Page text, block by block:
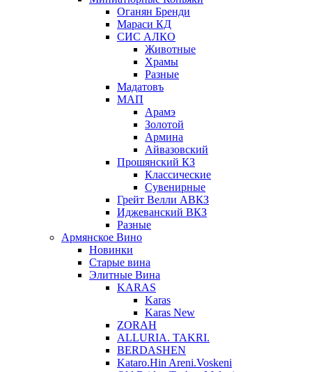
Оганян Бренди
Мараси КД
СИС АЛКО
Животные
Храмы
Разные
Мадатовъ
МАП
Арамэ
Золотой
Армина
Айвазовский
Прошянский КЗ
Классические
Сувенирные
Грейт Велли АВКЗ
Иджеванский ВКЗ
Разные
Армянское Вино
Новинки
Старые вина
Элитные Вина
KARAS
Karas
Karas New
ZORAH
ALLURIA. TAKRI.
BERDASHEN
Kataro.Hin Areni.Voskeni